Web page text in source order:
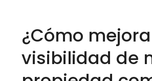
¿Cómo
visibilidad de